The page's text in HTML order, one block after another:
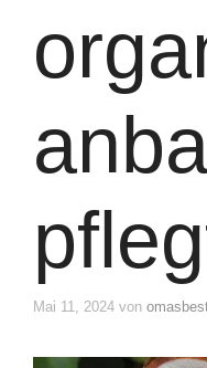
Mai 11, 2024 von